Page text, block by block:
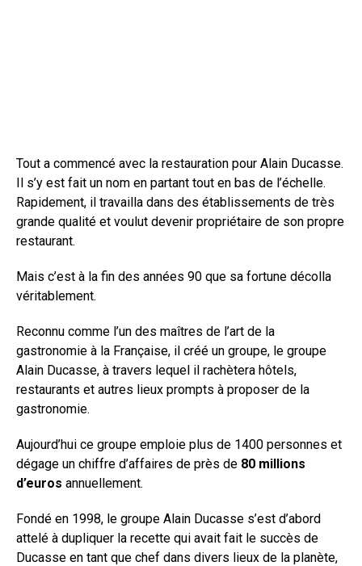
Tout a commencé avec la restauration pour Alain Ducasse.
Il s’y est fait un nom en partant tout en bas de l’échelle.
Rapidement, il travailla dans des établissements de très
grande qualité et voulut devenir propriétaire de son propre
restaurant.
Mais c’est à la fin des années 90 que sa fortune décolla
véritablement.
Reconnu comme l’un des maîtres de l’art de la
gastronomie à la Française, il créé un groupe, le groupe
Alain Ducasse, à travers lequel il rachètera hôtels,
restaurants et autres lieux prompts à proposer de la
gastronomie.
Aujourd’hui ce groupe emploie plus de 1400 personnes et
dégage un chiffre d’affaires de près de 80 millions
d’euros annuellement.
Fondé en 1998, le groupe Alain Ducasse s’est d’abord
attelé à dupliquer la recette qui avait fait le succès de
Ducasse en tant que chef dans divers lieux de la planète,